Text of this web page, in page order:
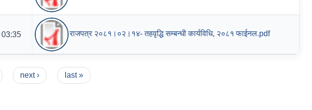
राजपत्र २०८१।०२।१४- तहवृद्धि सम्बन्धी कार्यविधि, २०८१ फाईनल.pdf
next › last »